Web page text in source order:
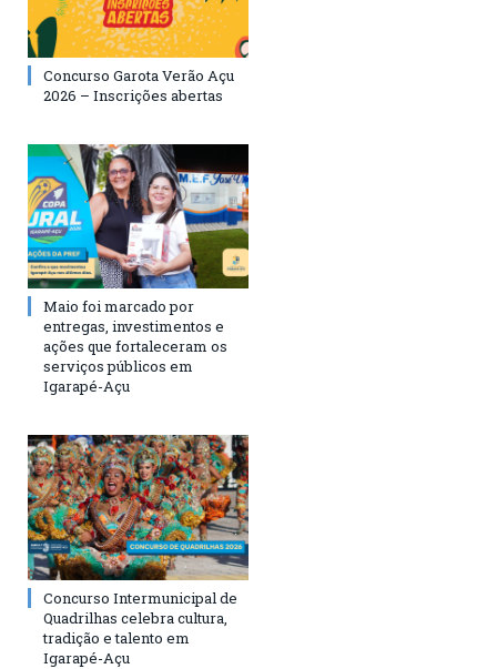
Concurso Garota Verão Açu
2026 – Inscrições abertas
Maio foi marcado por
entregas, investimentos e
ações que fortaleceram os
serviços públicos em
Igarapé-Açu
Concurso Intermunicipal de
Quadrilhas celebra cultura,
tradição e talento em
Igarapé-Açu